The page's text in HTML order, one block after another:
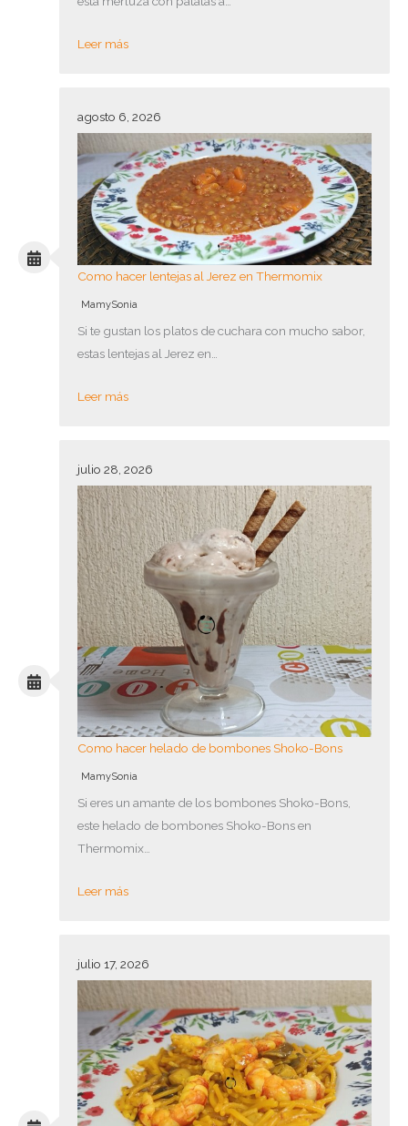
Leer más
agosto 6, 2026
Como hacer lentejas al Jerez en Thermomix
MamySonia
Si te gustan los platos de cuchara con mucho sabor,
estas lentejas al Jerez en…
Leer más
julio 28, 2026
Como hacer helado de bombones Shoko-Bons
MamySonia
Si eres un amante de los bombones Shoko-Bons,
este helado de bombones Shoko-Bons en
Thermomix…
Leer más
julio 17, 2026